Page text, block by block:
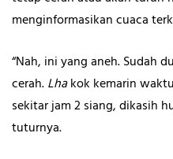
menginformasikan cuaca
“Nah, ini yang aneh. Sudah
cerah.Lhakok kemarin
sekitar jam 2 siang, dikasih
tuturnya.